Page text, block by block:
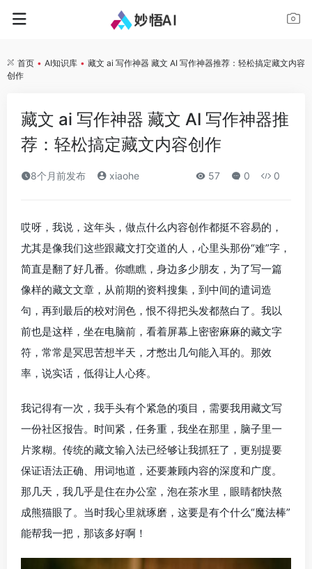
首页 • AI知识库 • 藏文 ai 写作神器 藏文 AI 写作神器推荐：轻松搞定藏文内容
创作
藏文 ai 写作神器 藏文 AI 写作神器推
荐：轻松搞定藏文内容创作
8个月前发布 xiaohe 57 0 0
哎呀，我说，这年头，做点什么内容创作都挺不容易的，
尤其是像我们这些跟藏文打交道的人，心里头那份“难”字，
简直是翻了好几番。你瞧瞧，身边多少朋友，为了写一篇
像样的藏文文章，从前期的资料搜集，到中间的遣词造
句，再到最后的校对润色，恨不得把头发都熬白了。我以
前也是这样，坐在电脑前，看着屏幕上密密麻麻的藏文字
符，常常是冥思苦想半天，才憋出几句能入耳的。那效
率，说实话，低得让人心疼。
我记得有一次，我手头有个紧急的项目，需要我用藏文写
一份社区报告。时间紧，任务重，我坐在那里，脑子里一
片浆糊。传统的藏文输入法已经够让我抓狂了，更别提要
保证语法正确、用词地道，还要兼顾内容的深度和广度。
那几天，我几乎是住在办公室，泡在茶水里，眼睛都快熬
成熊猫眼了。当时我心里就琢磨，这要是有个什么“魔法棒”
能帮我一把，那该多好啊！